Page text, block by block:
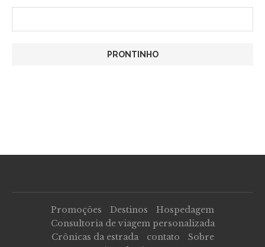
Promoções Destinos
Hospedagem
Consultoria de viagem personalizada
Crônicas da estrada
contato
Sobre